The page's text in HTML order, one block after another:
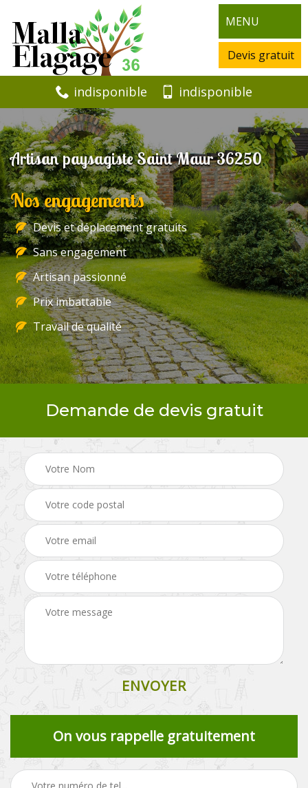
MENU
Devis gratuit
indisponible indisponible
Artisan paysagiste Saint Maur 36250
Nos engagements
Devis et déplacement gratuits
Sans engagement
Artisan passionné
Prix imbattable
Travail de qualité
Demande de devis gratuit
On vous rappelle gratuitement